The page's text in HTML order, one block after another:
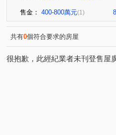
售金： 400-800萬元(1)
共有0個符合要求的房屋
很抱歉，此經紀業者未刊登售屋